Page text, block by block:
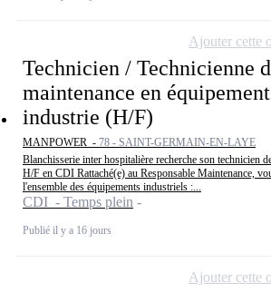
Technicien / Technicienne
maintenance en
industrie (H/F)
MANPOWER - 78 - SAINT-GERMAIN-EN-LAYE
Blanchisserie inter hospitalière recherche son technicien
H/F en CDI Rattaché(e) au Responsable Maintenance,
l'ensemble des équipements industriels :...
CDI - Temps plein
Publié il y a 16 jours
Ajouter cette
Ajouter cette